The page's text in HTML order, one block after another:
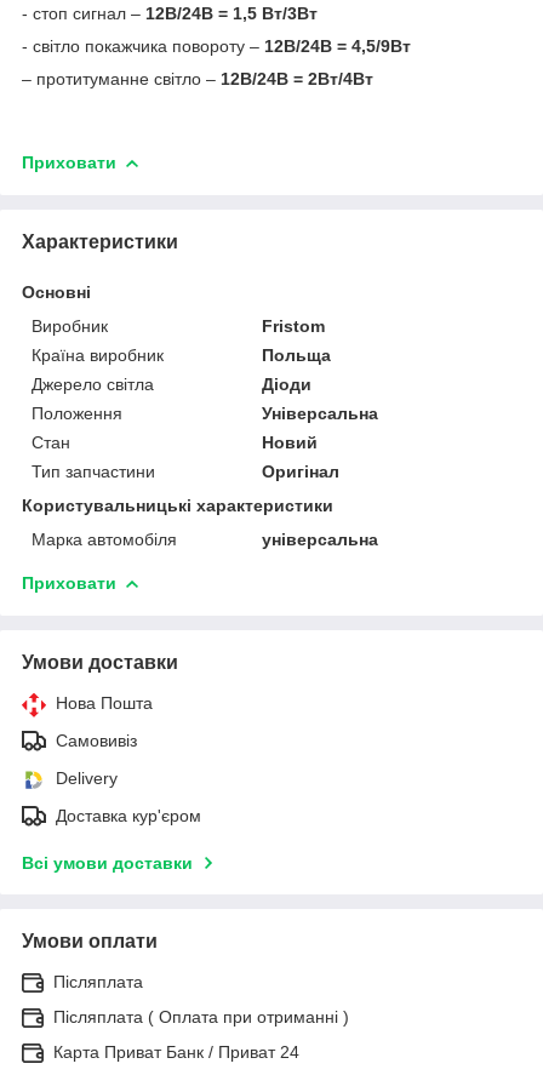
- стоп сигнал – 12В/24В = 1,5 Вт/3Вт
- світло покажчика повороту – 12В/24В = 4,5/9Вт
– протитуманне світло – 12В/24B = 2Вт/4Вт
Приховати
Характеристики
Основні
Виробник
Fristom
Країна виробник
Польща
Джерело світла
Діоди
Положення
Універсальна
Стан
Новий
Тип запчастини
Оригінал
Користувальницькі характеристики
Марка автомобіля
універсальна
Приховати
Умови доставки
Нова Пошта
Самовивіз
Delivery
Доставка кур'єром
Всі умови доставки
Умови оплати
Післяплата
Післяплата ( Оплата при отриманні )
Карта Приват Банк / Приват 24